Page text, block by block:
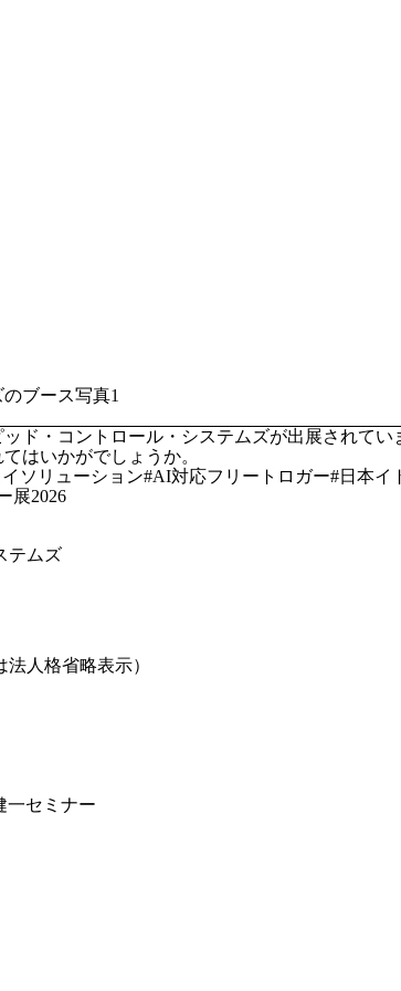
ド・コントロール・システムズが出展されて
はいかがでしょうか。
イソリューション#AI対応フリートロガー#日本
展2026
テムズ
法人格省略表示）